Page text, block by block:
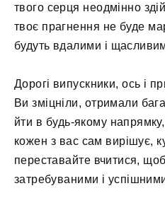
твого серця неодмінно
твоє прагнення не буде
будуть вдалими і
Дорогі випускники, ось і
Ви зміцніли, отримали
йти в будь-якому
кожен з вас сам вирішує,
переставайте вчитися,
затребуваними і